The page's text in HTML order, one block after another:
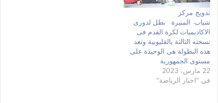
تدويج مركز
شباب المنيرة بطل لدورى
الاكاديميات لكرة القدم فى
نسخته الثالثة بالقليوبية وتعد
هذه البطولة هى الوحيدة على
مستوى الجمهورية
22 مارس، 2023
في "اخبار الرياضة"